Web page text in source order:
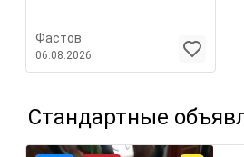
Фастов
06.08.2026
Стандартные